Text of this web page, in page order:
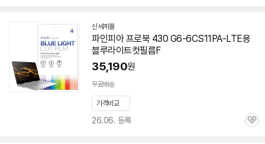
신세계몰
파인피아 프로북 430 G6-6CS11PA-LTE용
블루라이트컷필름F
35,190원
무료배송
가격비교
26.06. 등록
관